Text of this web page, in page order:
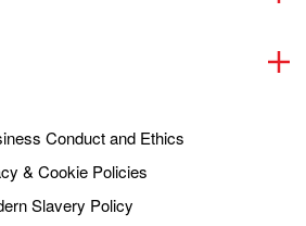
Conduct and Ethics
& Cookie Policies
Slavery Policy